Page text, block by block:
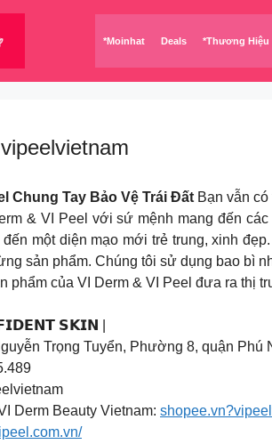
*Moinhat Deals *Thương Hiệu
Chung Tay Bảo Vệ Trái Đất Bạn vẫn
& VI Peel với sứ mệnh mang đến
một diện mạo mới trẻ trung, xinh
sản phẩm. Chúng tôi sử dụng bao bì
phẩm của VI Derm & VI Peel đưa ra thị
𝗦𝗞𝗜𝗡 |
Trọng Tuyển, Phường 8, quận Phú
Derm Beauty Vietnam: